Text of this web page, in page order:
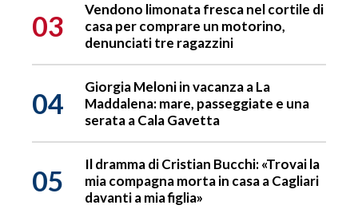
03
Vendono limonata fresca nel cortile di
casa per comprare un motorino,
denunciati tre ragazzini
04
Giorgia Meloni in vacanza a La
Maddalena: mare, passeggiate e una
serata a Cala Gavetta
05
Il dramma di Cristian Bucchi: «Trovai la
mia compagna morta in casa a Cagliari
davanti a mia figlia»